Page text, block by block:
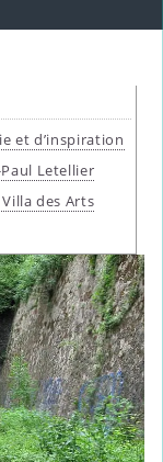
et d’inspiration
Letellier
des Arts